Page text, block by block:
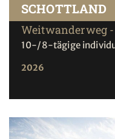
SCHOTTLAND
Weitwanderweg
10-/8-tägige
2026